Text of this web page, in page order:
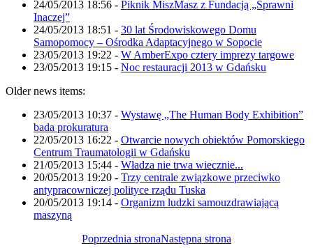
24/05/2013 18:56 - Piknik MiszMasz z Fundacją „Sprawni
Inaczej”
24/05/2013 18:51 - 30 lat Środowiskowego Domu
Samopomocy – Ośrodka Adaptacyjnego w Sopocie
23/05/2013 19:22 - W AmberExpo cztery imprezy targowe
23/05/2013 19:15 - Noc restauracji 2013 w Gdańsku
Older news items:
23/05/2013 10:37 - Wystawę „The Human Body Exhibition”
bada prokuratura
22/05/2013 16:22 - Otwarcie nowych obiektów Pomorskiego
Centrum Traumatologii w Gdańsku
21/05/2013 15:44 - Władza nie trwa wiecznie...
20/05/2013 19:20 - Trzy centrale związkowe przeciwko
antypracowniczej polityce rządu Tuska
20/05/2013 19:14 - Organizm ludzki samouzdrawiającą
maszyną
Poprzednia stronaNastępna strona